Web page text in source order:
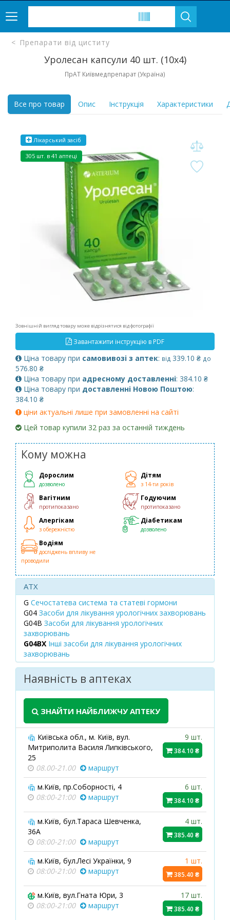
Препарати від циститу
Уролесан капсули 40 шт. (10х4)
ПрАТ Київмедпрепарат (Україна)
Все про товар Опис Інструкція Характеристики
Лікарський засіб
305 шт. в 41 аптеці
Зовнішній вигляд товару може відрізнятися від фотографії
Завантажити інструкцію в PDF
Ціна товару при самовивозі з аптек: від 339.10 ₴ до
576.80 ₴
Ціна товару при адресному доставленні: 384.10 ₴
Ціна товару при доставленні Новою Поштою:
384.10 ₴
ціни актуальні лише при замовленні на сайті
Цей товар купили 32 раз за останній тиждень
Кому можна
Дорослим
дозволено
Дітям
з 14-ти років
Вагітним
протипоказано
Годуючим
протипоказано
Алергікам
з обережністю
Діабетикам
дозволено
Водіям
досліджень впливу не
проводили
ATX
G Сечостатева система та статеві гормони
G04 Засоби для лікування урологічних захворювань
G04B Засоби для лікування урологічних
захворювань
G04BX Інші засоби для лікування урологічних
захворювань
Наявність в аптеках
ЗНАЙТИ НАЙБЛИЖЧУ АПТЕКУ
Київська обл., м. Київ, вул.
Митриполита Василя Липківського,
25
08.00-21.00
маршрут
9 шт.
384.10 ₴
м.Київ, пр.Соборності, 4
08:00-21:00
маршрут
6 шт.
384.10 ₴
м.Київ, бул.Тараса Шевченка,
36А
08:00-21:00
маршрут
4 шт.
385.40 ₴
м.Київ, бул.Лесі Українки, 9
08:00-21:00
маршрут
1 шт.
385.40 ₴
м.Київ, вул.Гната Юри, 3
08:00-21:00
маршрут
17 шт.
385.40 ₴